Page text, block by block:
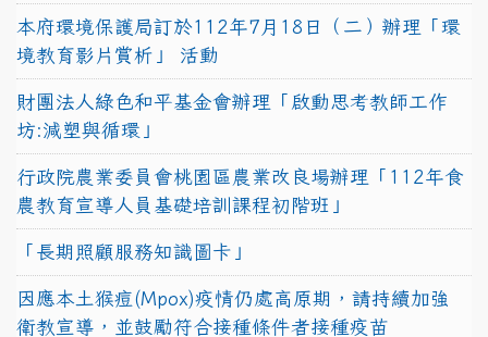
本府環境保護局訂於112年7月18日（二）辦理「環
境教育影片賞析」 活動
財團法人綠色和平基金會辦理「啟動思考教師工作
坊:減塑與循環」
行政院農業委員會桃園區農業改良場辦理「112年食
農教育宣導人員基礎培訓課程初階班」
「長期照顧服務知識圖卡」
因應本土猴痘(Mpox)疫情仍處高原期，請持續加強
衛教宣導，並鼓勵符合接種條件者接種疫苗